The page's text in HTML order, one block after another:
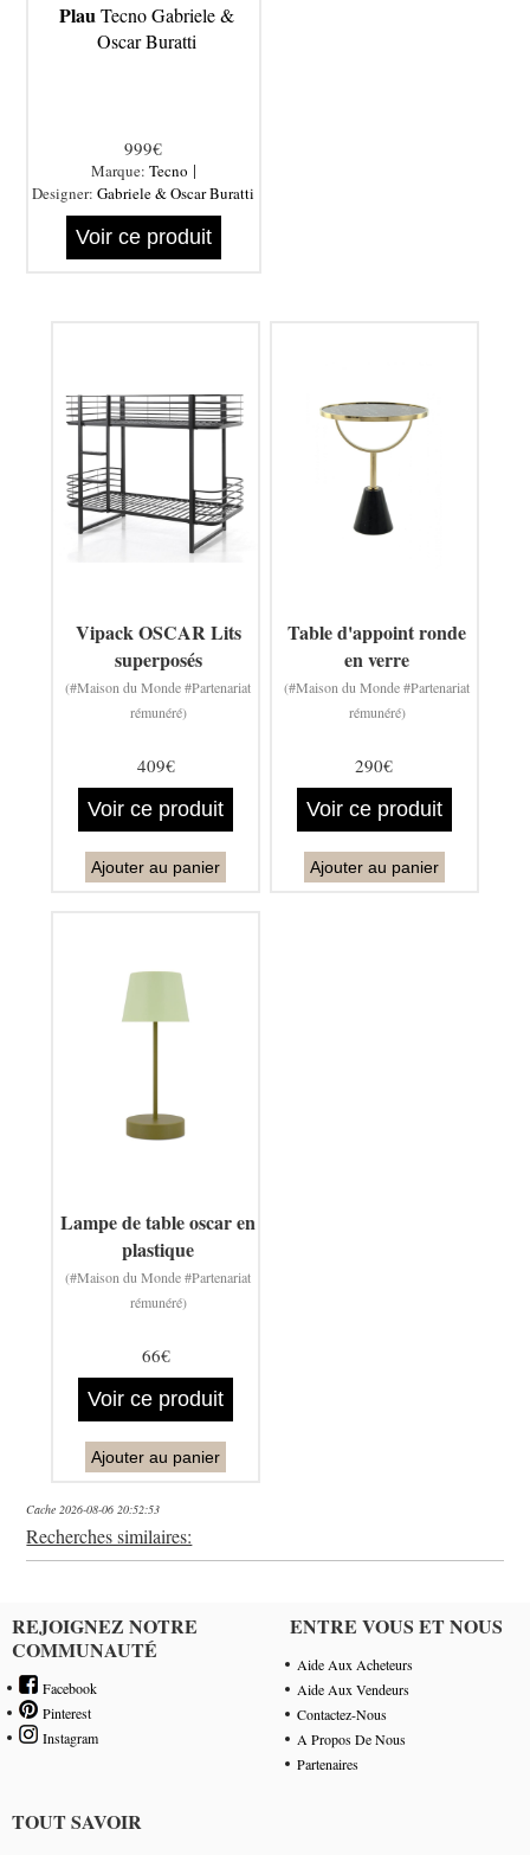
Plau Tecno Gabriele &
Oscar Buratti
999€
Marque: Tecno |
Designer:Gabriele & Oscar Buratti
Voir ce produit
Vipack OSCAR Lits
superposés
(#Maison du Monde #Partenariat
rémunéré)
409€
Voir ce produit
Ajouter au panier
Table d'appoint ronde
en verre
(#Maison du Monde #Partenariat
rémunéré)
290€
Voir ce produit
Ajouter au panier
Lampe de table oscar en
plastique
(#Maison du Monde #Partenariat
rémunéré)
66€
Voir ce produit
Ajouter au panier
Cache 2026-08-06 20:52:53
Recherches similaires:
REJOIGNEZ NOTRE
COMMUNAUTÉ
Facebook
Pinterest
Instagram
ENTRE VOUS ET NOUS
Aide Aux Acheteurs
Aide Aux Vendeurs
Contactez-Nous
A Propos De Nous
Partenaires
TOUT SAVOIR